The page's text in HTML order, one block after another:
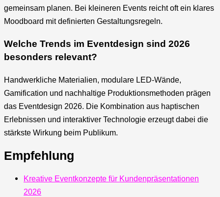
gemeinsam planen. Bei kleineren Events reicht oft ein klares
Moodboard mit definierten Gestaltungsregeln.
Welche Trends im Eventdesign sind 2026
besonders relevant?
Handwerkliche Materialien, modulare LED-Wände,
Gamification und nachhaltige Produktionsmethoden prägen
das Eventdesign 2026. Die Kombination aus haptischen
Erlebnissen und interaktiver Technologie erzeugt dabei die
stärkste Wirkung beim Publikum.
Empfehlung
Kreative Eventkonzepte für Kundenpräsentationen
2026